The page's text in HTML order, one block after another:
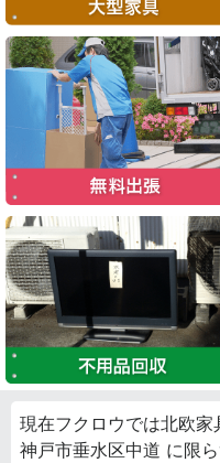
現在フクロウでは北欧家
神戸市垂水区中道 に限